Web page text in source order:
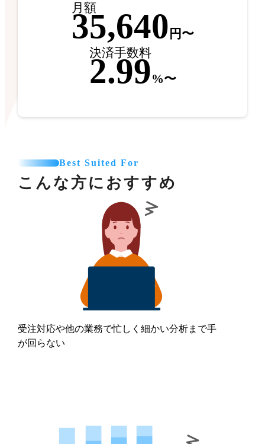
月額
35,640 円〜
決済手数料
2.99%〜
Best Suited For
こんな方におすすめ
受注対応や他の業務で忙しく細かい分析まで手
が回らない